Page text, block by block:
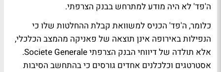
ה'פד' לא היה מודע למתרחש בבנק הצרפתי.
כלומר, ה'פד' הכניס למשוואת קבלת ההחלטות שלו כי
הנפילות באירופה אינן תוצאה של פאניקה מהמצב הכלכלי,
אלא תולדה של דיווחי הבנק הצרפתי Societe Generale.
אסטרטגים וכלכלנים אחדים גורסים כי בהתחשב הסיבות